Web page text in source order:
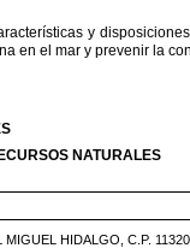
y disposiciones
en el mar y prevenir la
NATURALES
MIGUEL HIDALGO, C.P. 11320,